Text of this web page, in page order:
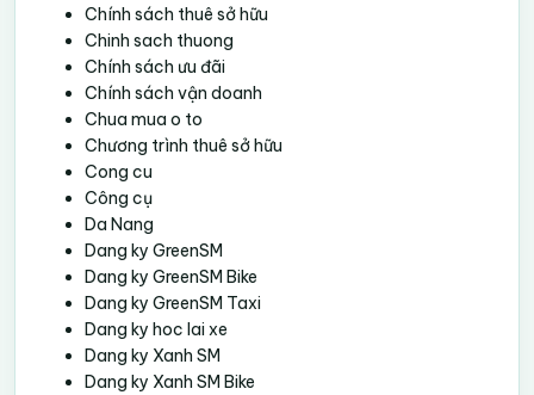
Chính sách thuê sở hữu
Chinh sach thuong
Chính sách ưu đãi
Chính sách vận doanh
Chua mua o to
Chương trình thuê sở hữu
Cong cu
Công cụ
Da Nang
Dang ky GreenSM
Dang ky GreenSM Bike
Dang ky GreenSM Taxi
Dang ky hoc lai xe
Dang ky Xanh SM
Dang ky Xanh SM Bike